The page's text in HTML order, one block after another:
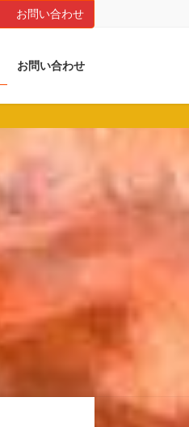
お問い合わせ
お問い合わせ